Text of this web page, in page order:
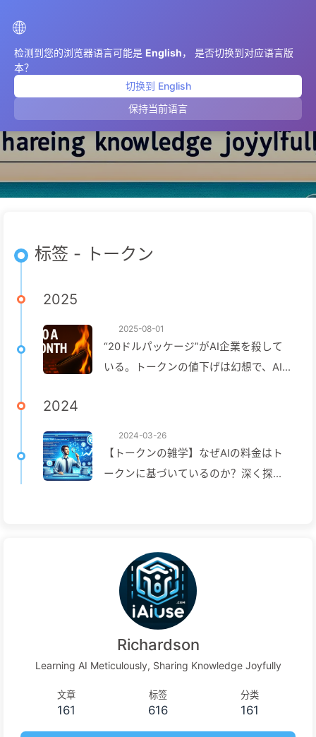
🌐
检测到您的浏览器语言可能是 English， 是否切换到对应语言版
本？
切换到 English
保持当前语言
トークン
标签 - トークン
2025
2025-08-01
“20ドルパッケージ”がAI企業を殺して
いる。トークンの値下げは幻想で、AI
2024
2024-03-26
【トークンの雑学】なぜAIの料金はト
ークンに基づいているのか？深く探っ
Richardson
Learning AI Meticulously, Sharing Knowledge Joyfully
文章
161
标签
616
分类
161